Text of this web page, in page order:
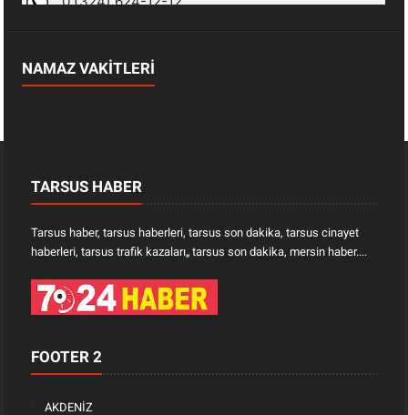
NAMAZ VAKİTLERİ
TARSUS HABER
Tarsus haber, tarsus haberleri, tarsus son dakika, tarsus cinayet
haberleri, tarsus trafik kazaları„ tarsus son dakika, mersin haber....
FOOTER 2
AKDENİZ